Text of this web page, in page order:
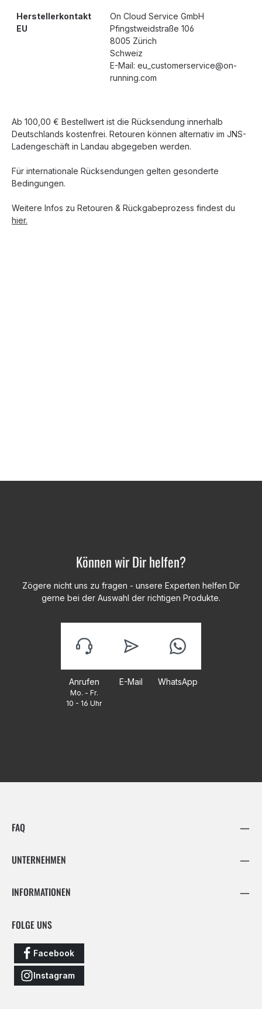
Herstellerkontakt
EU
On Cloud Service GmbH
Pfingstweidstraße 106
8005 Zürich
Schweiz
E-Mail: eu_customerservice@on-
running.com
Ab 100,00 € Bestellwert ist die Rücksendung innerhalb
Deutschlands kostenfrei. Retouren können alternativ im JNS-
Ladengeschäft in Landau abgegeben werden.
Für internationale Rücksendungen gelten gesonderte
Bedingungen.
Weitere Infos zu Retouren & Rückgabeprozess findest du
hier.
Können wir Dir helfen?
Zögere nicht uns zu fragen - unsere Experten helfen Dir
gerne bei der Auswahl der richtigen Produkte.
Anrufen
Mo. - Fr.
10 - 16 Uhr
E-Mail WhatsApp
FAQ
UNTERNEHMEN
INFORMATIONEN
FOLGE UNS
Facebook
Instagram